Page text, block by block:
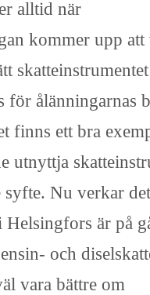
alltid när
kommer upp
för ålänningarnas
finns ett bra
utnyttja
Nu verkar
är på
och
vara bättre om